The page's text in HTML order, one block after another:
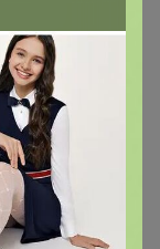
и брюк.
ниже линии
стойка. По
карманы с